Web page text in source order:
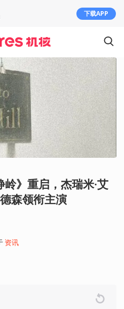
》重启，杰瑞米·艾
森领衔主演
资讯
下载APP